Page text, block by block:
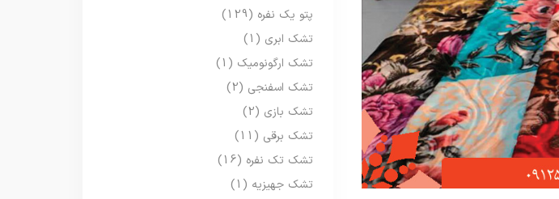
پتو یک نفره (129)
تشک ابری (1)
تشک ارگونومیک (1)
تشک اسفنجی (2)
تشک بازی (2)
تشک برقی (11)
تشک تک نفره (16)
تشک جهیزیه (1)